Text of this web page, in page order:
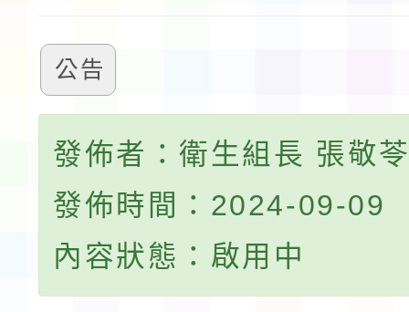
公告
發佈者：衛生組長 張敬
發佈時間：2024-09-09
內容狀態：啟用中